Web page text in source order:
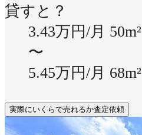
貸すと？
3.43万円/月 50m²
〜
5.45万円/月 68m²
実際にいくらで売れるか査定依頼